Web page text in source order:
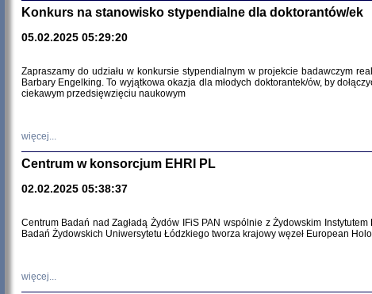
SNY
SZCZĘŚCIE
Losy kobiet
Konkurs na stanowisko stypendialne dla doktorantów/ek
05.02.2025 05:29:20
Zapraszamy do udziału w konkursie stypendialnym w projekcie badawczym
Barbary Engelking. To wyjątkowa okazja dla młodych doktorantek/ów, by
ciekawym przedsięwzięciu naukowym
więcej...
Centrum w konsorcjum EHRI PL
02.02.2025 05:38:37
Centrum Badań nad Zagładą Żydów IFiS PAN wspólnie z Żydowskim
Badań Żydowskich Uniwersytetu Łódzkiego tworza krajowy węzeł European
więcej...